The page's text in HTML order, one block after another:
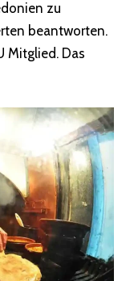
zu
beantworten.
Mitglied. Das